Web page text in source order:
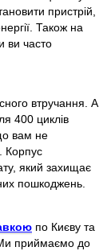
пристрій,
Також на
ви часто
втручання. А
400 циклів
вам не
Корпус
який захищає
пошкоджень.
по Києву та
Ми приймаємо до